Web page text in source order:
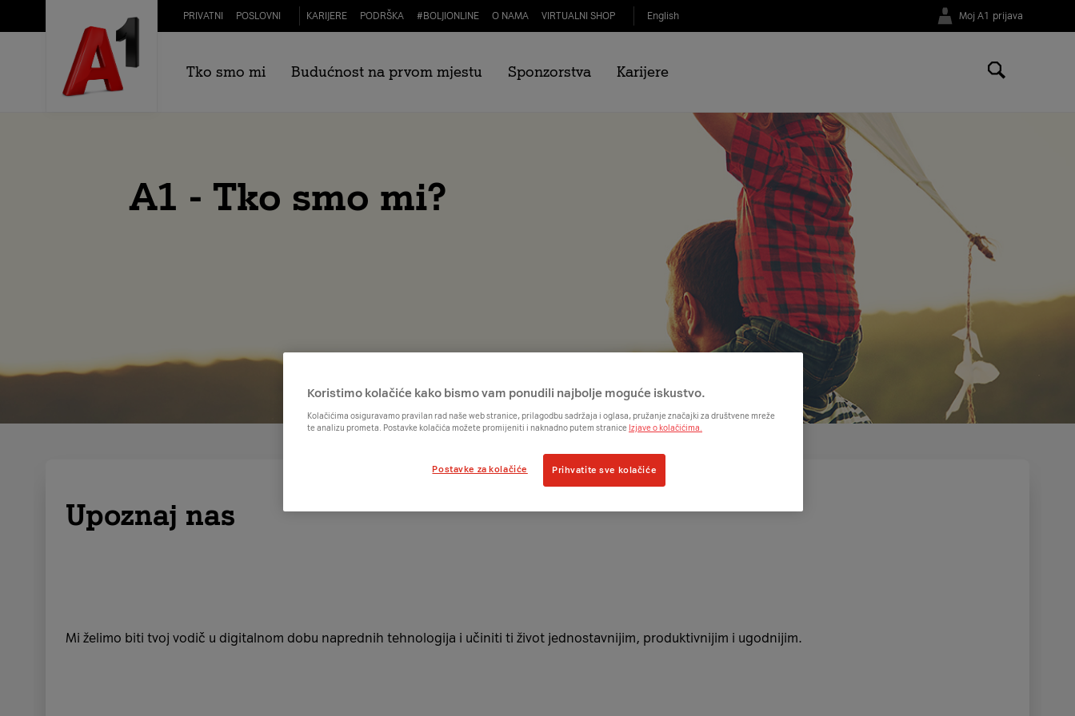
Skip to Main Content PRIVATNI POSLOVNI KARIJERE PODRŠKA # BOLJIONLINE O NAMA VIRTUALNI SHOP English Moj A1 prijava
Tko smo mi Budućnost na prvom mjestu Sponzorstva Karijere
A1 - Tko smo mi?
Upoznaj nas
Mi želimo biti tvoj vodič u digitalnom dobu naprednih tehnologija i učiniti ti život jednostavnijim, produktivnijim i ugodnijim.
Koristimo kolačiće kako bismo vam ponudili najbolje moguće iskustvo.
Kolačićima osiguravamo pravilan rad naše web stranice, prilagodbu sadržaja i oglasa, pružanje značajki za društvene mreže
te analizu prometa. Postavke kolačića možete promijeniti i naknadno putem stranice Izjave o kolačićima.
Postavke za kolačiće Prihvatite sve kolačiće